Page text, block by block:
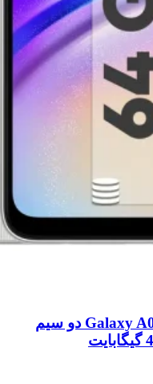
گوشی موبایل سامسونگ مدل Galaxy A05 دو سیم